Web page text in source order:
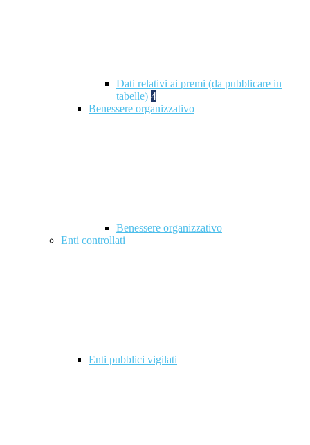
Dati relativi ai premi (da pubblicare in
tabelle) 4
Benessere organizzativo
Benessere organizzativo
Enti controllati
Enti pubblici vigilati